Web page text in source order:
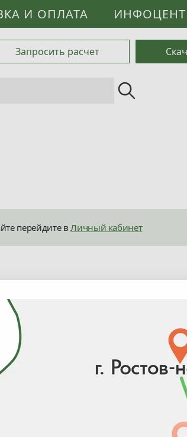
И ОПЛАТА
Запросить расчет
перейдите вЛичный кабинет